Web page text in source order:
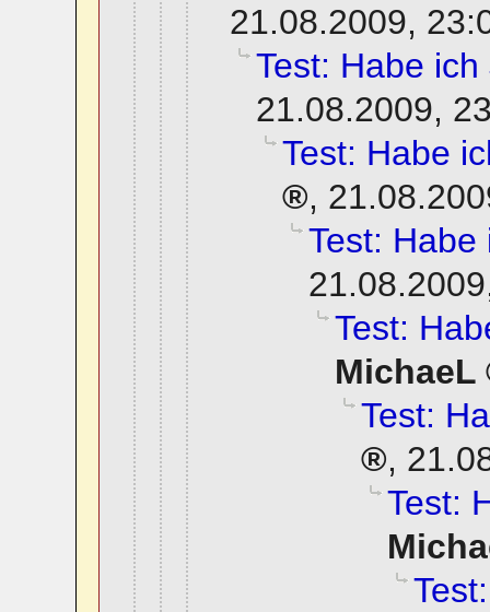
21.08.2009,
Test: Habe
21.08.2009,
Test: Habe
,
Test:
Test:
MichaeL
Test:
,
Test: